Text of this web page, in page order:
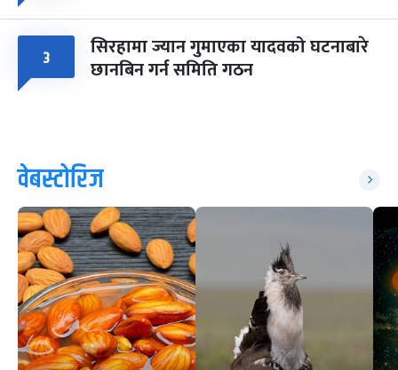
३ सिरहामा ज्यान गुमाएका यादवको घटनाबारे
छानबिन गर्न समिति गठन
वेबस्टोरिज